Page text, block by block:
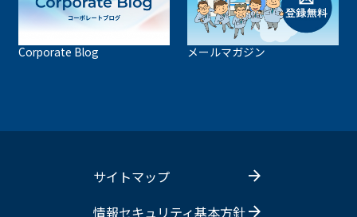
Corporate Blog メールマガジン
サイトマップ
情報セキュリティ基本方針